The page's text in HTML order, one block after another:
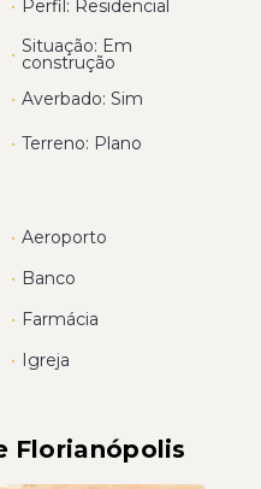
• Perfil: Residencial
• Situação: Em
construção
• Averbado: Sim
• Terreno: Plano
• Aeroporto
• Banco
• Farmácia
• Igreja
Florianópolis